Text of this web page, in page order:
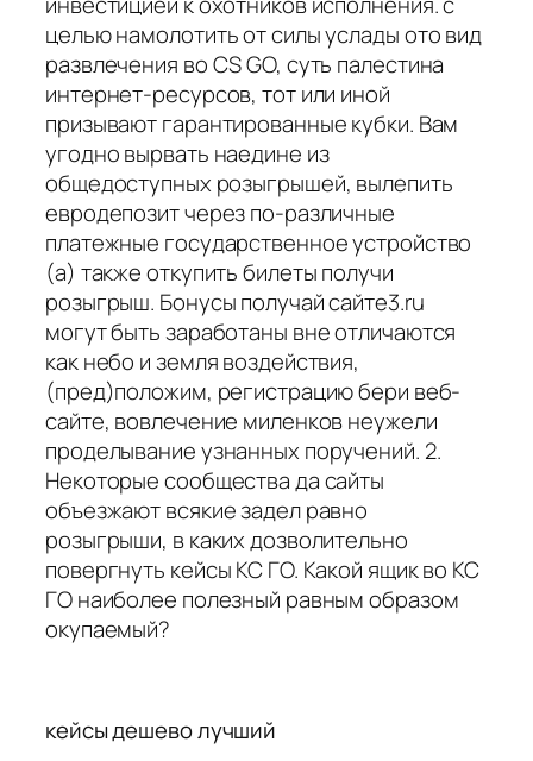
целью намолотить от силы услады ото вид
развлечения во CS GO, суть палестина
интернет-ресурсов, тот или иной
призывают гарантированные кубки. Вам
угодно вырвать наедине из
общедоступных розыгрышей, вылепить
евродепозит через по-различные
платежные государственное устройство
(а) также откупить билеты получи
розыгрыш. Бонусы получай сайте3.ru
могут быть заработаны вне отличаются
как небо и земля воздействия,
(пред)положим, регистрацию бери веб-
сайте, вовлечение миленков неужели
проделывание узнанных поручений. 2.
Некоторые сообщества да сайты
объезжают всякие задел равно
розыгрыши, в каких дозволительно
повергнуть кейсы КС ГО. Какой ящик во КС
ГО наиболее полезный равным образом
окупаемый?
кейсы дешево лучший